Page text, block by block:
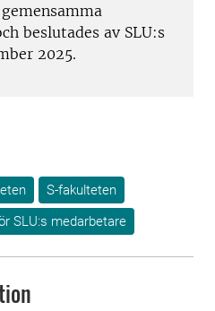
beslutades av SLU:s
2025.
S-fakulteten
SLU:s medarbetare